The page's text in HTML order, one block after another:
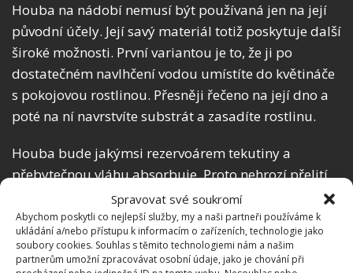
Spravovat své soukromí
Abychom poskytli co nejlepší služby, my a naši partneři používáme k
ukládání a/nebo přístupu k informacím o zařízeních, technologie jako
soubory cookies. Souhlas s těmito technologiemi nám a našim
partnerům umožní zpracovávat osobní údaje, jako je chování při
Houba na nádobí nemusí být používaná jen na její
původní účely. Její savý materiál totiž poskytuje další
široké možnosti. První variantou je to, že ji po
dostatečném navlhčení vodou umístíte do květináče
s pokojovou rostlinou. Přesněji řečeno na její dno a
poté na ní navrstvíte substrát a zasadíte rostlinu.
Houba bude jakýmsi rezervoárem tekutiny a
přebytečnou vláhu absorbuje. Proto nehrozí přelití
květiny. Tento způsob se jeví praktický zejména v
momentu, kdy byt opouštíte na dlouhou dobu.
Skvěle houba na nádobí poslouží i v oblasti chlazení